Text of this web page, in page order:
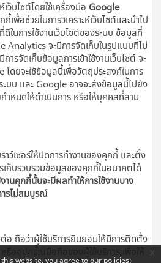
ว็บไซต์โดยใช้เครื่องมือ Google
กี้เพื่อช่วยในการวิเคราะห์เว็บไซต์และนำไป
ในการใช้งานเว็บไซต์ของระบบ ข้อมูลที่
Analytics จะมีการจัดเก็บในรูปแบบที่ไม่
รจัดเก็บข้อมูลการเข้าใช้งานเว็บไซต์ จะ
โดยจะใช้ข้อมูลนี้เพื่อวัตถุประสงค์ในการ
ระบบ และ Google อาจจะส่งข้อมูลนี้ไปยัง
หนดให้ดำเนินการ หรือให้บุคคลที่สาม
ว์เซอร์ให้ปิดการทำงานของคุกกี้ และตั้ง
เก็บรวบรวมข้อมูลของคุกกี้ในอนาคตได้
านคุกกี้นั้นจะมีผลทำให้การใช้งานบาง
รไม่สมบูรณ์
อ ถือว่าผู้ใช้บริการยินยอมให้มีการติดตั้ง
website, you agree to our policies: